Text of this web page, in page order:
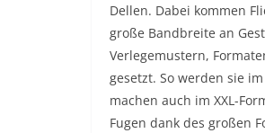
Dellen. Dabei kommen
große Bandbreite an
Verlegemustern,
gesetzt. So werden sie
machen auch im XXL-
Fugen dank des großen